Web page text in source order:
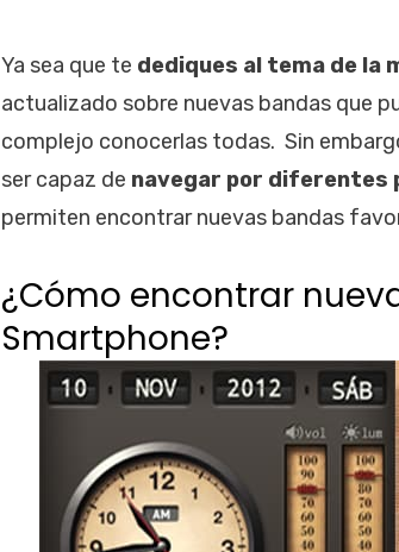
Ya sea que te dediques al tema de la
actualizado sobre nuevas bandas que
complejo conocerlas todas. Sin
ser capaz de navegar por diferentes
permiten encontrar nuevas bandas
¿Cómo encontrar
Smartphone?